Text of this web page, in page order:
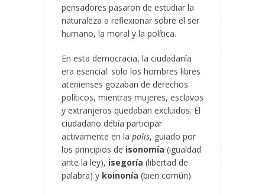
pensadores pasaron de estudiar la
naturaleza a reflexionar sobre el ser
humano, la moral y la política.
En esta democracia, la ciudadanía
era esencial: solo los hombres libres
atenienses gozaban de derechos
políticos, mientras mujeres, esclavos
y extranjeros quedaban excluidos. El
ciudadano debía participar
activamente en la polis, guiado por
los principios de isonomía (igualdad
ante la ley), isegoría (libertad de
palabra) y koinonía (bien común).